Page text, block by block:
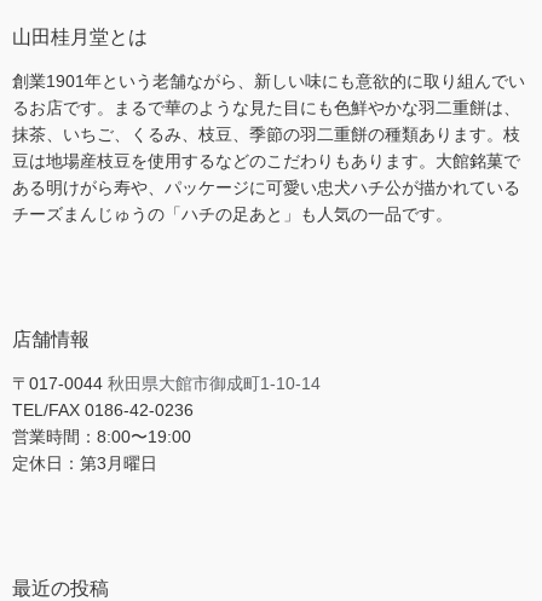
山田桂月堂とは
創業1901年という老舗ながら、新しい味にも意欲的に取り組んでい
るお店です。まるで華のような見た目にも色鮮やかな羽二重餅は、
抹茶、いちご、くるみ、枝豆、季節の羽二重餅の種類あります。枝
豆は地場産枝豆を使用するなどのこだわりもあります。大館銘菓で
ある明けがら寿や、パッケージに可愛い忠犬ハチ公が描かれている
チーズまんじゅうの「ハチの足あと」も人気の一品です。
店舗情報
〒017-0044 秋田県大館市御成町1-10-14
TEL/FAX 0186-42-0236
営業時間：8:00〜19:00
定休日：第3月曜日
最近の投稿